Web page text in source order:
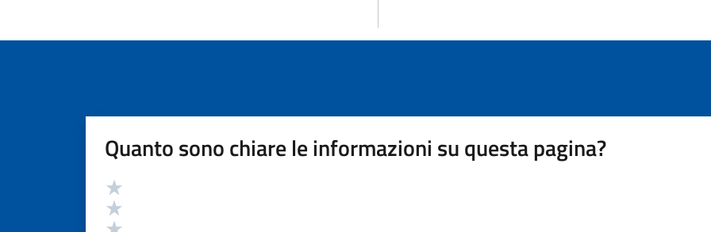
Quanto sono chiare le informazioni su questa pagina?
Valutazione